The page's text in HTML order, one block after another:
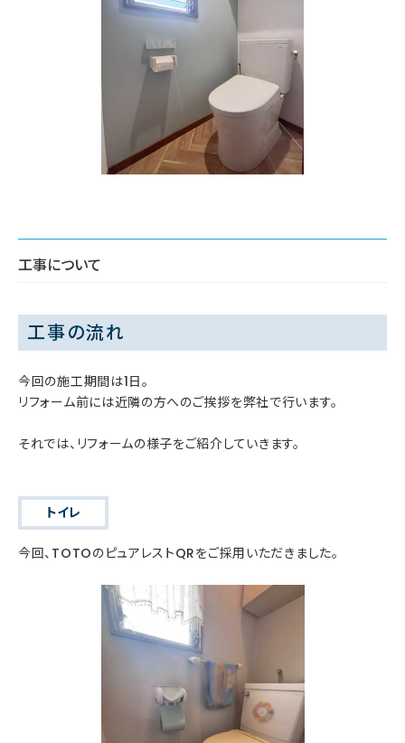
工事について
工事の流れ
今回の施工期間は1日。
リフォーム前には近隣の方へのご挨拶を弊社で行います。
それでは、リフォームの様子をご紹介していきます。
トイレ
今回、TOTOのピュアレストQRをご採用いただきました。